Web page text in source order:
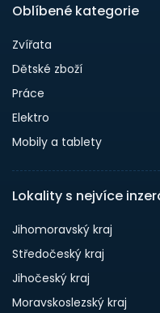
Oblíbené kategorie
Zvířata
Dětské zboží
Práce
Elektro
Mobily a tablety
Lokality s nejvíce
Jihomoravský kraj
Středočeský kraj
Jihočeský kraj
Moravskoslezský kraj